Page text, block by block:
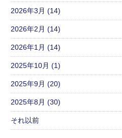
2026年3月 (14)
2026年2月 (14)
2026年1月 (14)
2025年10月 (1)
2025年9月 (20)
2025年8月 (30)
それ以前